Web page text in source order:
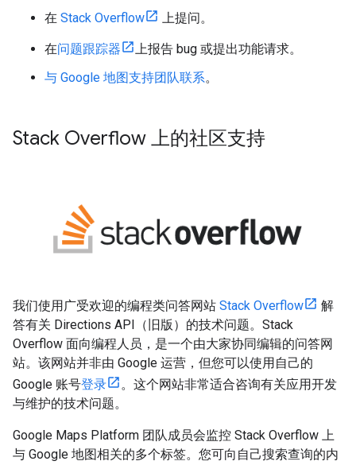
在 Stack Overflow 上提问。
在问题跟踪器
上报告 bug 或提出功能请求。
与 Google 地图支持团队联系。
Stack Overflow 上的社区支持
我们使用广受欢迎的编程类问答网站 Stack Overflow
解
答有关 Directions API（旧版）的技术问题。Stack
Overflow 面向编程人员，是一个由大家协同编辑的问答网
站。该网站并非由 Google 运营，但您可以使用自己的
Google 账号登录
。这个网站非常适合咨询有关应用开发
与维护的技术问题。
Google Maps Platform 团队成员会监控 Stack Overflow 上
与 Google 地图相关的多个标签。您可向自己搜索查询的内